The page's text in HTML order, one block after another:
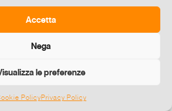
Accetta
Nega
le preferenze
PolicyPrivacy Policy
©2026 E-zine